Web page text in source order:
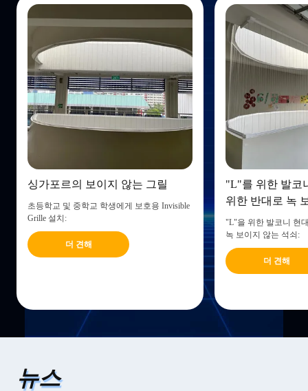
싱가포르의 보이지 않는 그릴
초등학교 및 중학교 학생에게 보호용 Invisible
Grille 설치:
더 견해
"L"를 위한 발코
위한 반대로 녹
"L"을 위한 발코니 현
녹 보이지 않는 석쇠:
더 견해
뉴스